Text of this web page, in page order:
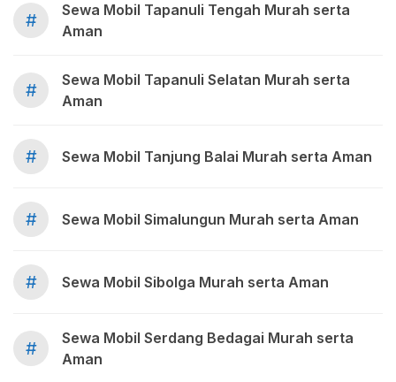
#
Sewa Mobil Tapanuli Tengah Murah serta
Aman
#
Sewa Mobil Tapanuli Selatan Murah serta
Aman
# Sewa Mobil Tanjung Balai Murah serta Aman
# Sewa Mobil Simalungun Murah serta Aman
# Sewa Mobil Sibolga Murah serta Aman
#
Sewa Mobil Serdang Bedagai Murah serta
Aman